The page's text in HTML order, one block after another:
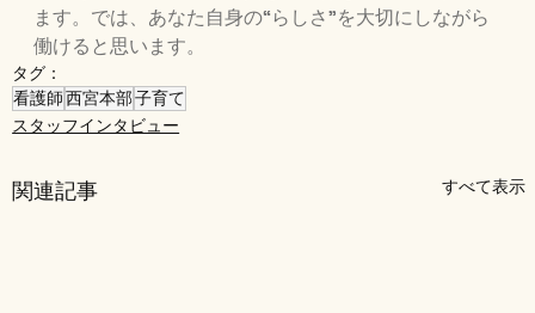
ます。では、あなた自身の“らしさ”を大切にしながら
働けると思います。
タグ：
看護師西宮本部子育て
スタッフインタビュー
関連記事 すべて表示